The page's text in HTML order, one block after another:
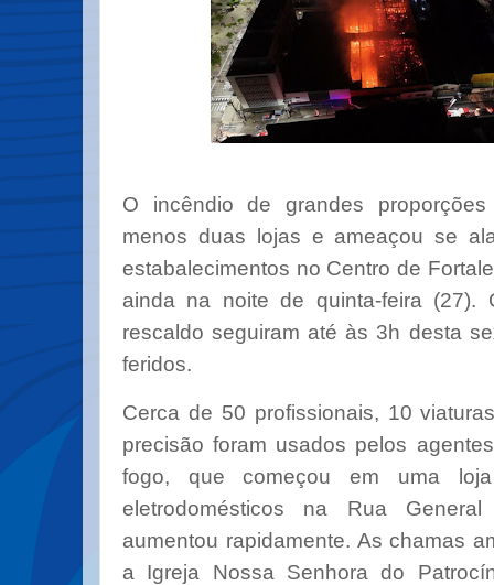
O incêndio de grandes
menos duas lojas e ameaçou se
estabalecimentos no Centro de
ainda na noite de quinta-feira (27).
rescaldo seguiram até às 3h desta
feridos.
Cerca de 50 profissionais, 10
precisão foram usados pelos
fogo, que começou em uma
eletrodomésticos na Rua
aumentou rapidamente. As chamas
a Igreja Nossa Senhora do